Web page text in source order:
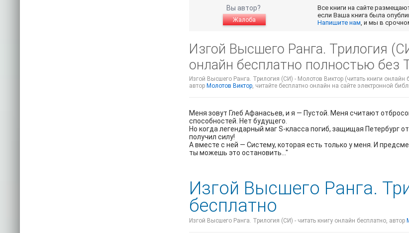
Вы автор?
Жалоба
Все книги на сайте
если Ваша книга была
Напишите нам , и мы в
Изгой Высшего Ранга. Трилогия
онлайн бесплатно полностью без
Изгой Высшего Ранга. Трилогия (СИ) - Молотов Виктор (читать книги
автор Молотов Виктор, читайте бесплатно онлайн на сайте электронной
Меня зовут Глеб Афанасьев, и я — Пустой. Меня считают
способностей. Нет будущего.
Но когда легендарный маг S-класса погиб, защищая Петербург
получил силу!
А вместе с ней — Систему, которая есть только у меня. И
ты можешь это остановить..."
Изгой Высшего Ранга.
бесплатно
Изгой Высшего Ранга. Трилогия (СИ) - читать книгу онлайн бесплатно, автор